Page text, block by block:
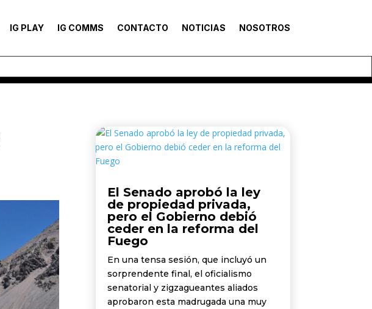
IG PLAY IG COMMS CONTACTO NOTICIAS NOSOTROS
El Senado aprobó la ley
de propiedad privada,
pero el Gobierno debió
ceder en la reforma del
Fuego
En una tensa sesión, que incluyó un
sorprendente final, el oficialismo
senatorial y zigzagueantes aliados
aprobaron esta madrugada una muy